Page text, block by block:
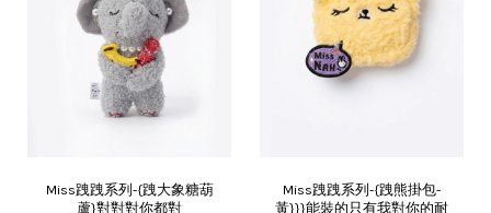
Miss跩跩系列-{跩大象糖葫
蘆}對對對你都對
Miss跩跩系列-{跩熊掛包-
黃}}}能裝的只有我對你的耐